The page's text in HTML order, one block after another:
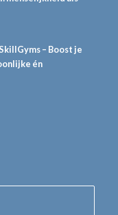
– Boost je
én